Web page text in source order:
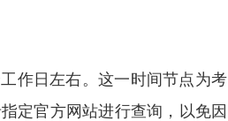
作日左右。这一时间节点为考
定官方网站进行查询，以免因